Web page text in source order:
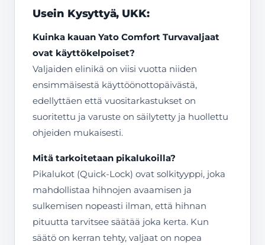
Usein Kysyttyä, UKK:
Kuinka kauan Yato Comfort Turvavaljaat
ovat käyttökelpoiset?
Valjaiden elinikä on viisi vuotta niiden
ensimmäisestä käyttöönottopäivästä,
edellyttäen että vuositarkastukset on
suoritettu ja varuste on säilytetty ja huollettu
ohjeiden mukaisesti.
Mitä tarkoitetaan pikalukoilla?
Pikalukot (Quick-Lock) ovat solkityyppi, joka
mahdollistaa hihnojen avaamisen ja
sulkemisen nopeasti ilman, että hihnan
pituutta tarvitsee säätää joka kerta. Kun
säätö on kerran tehty, valjaat on nopea